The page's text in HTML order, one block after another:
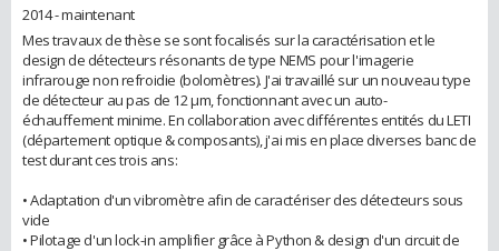
2014 - maintenant
Mes travaux de thèse se sont focalisés sur la caractérisation et le
design de détecteurs résonants de type NEMS pour l'imagerie
infrarouge non refroidie (bolomètres). J'ai travaillé sur un nouveau type
de détecteur au pas de 12 µm, fonctionnant avec un auto-
échauffement minime. En collaboration avec différentes entités du LETI
(département optique & composants), j'ai mis en place diverses banc de
test durant ces trois ans:
• Adaptation d'un vibromètre afin de caractériser des détecteurs sous
vide
• Pilotage d'un lock-in amplifier grâce à Python & design d'un circuit de